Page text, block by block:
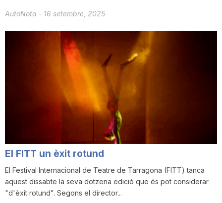
AutoNota - 16 setembre, 2025
El FITT un èxit rotund
El Festival Internacional de Teatre de Tarragona (FITT) tanca
aquest dissabte la seva dotzena edició que és pot considerar
"d'èxit rotund". Segons el director...